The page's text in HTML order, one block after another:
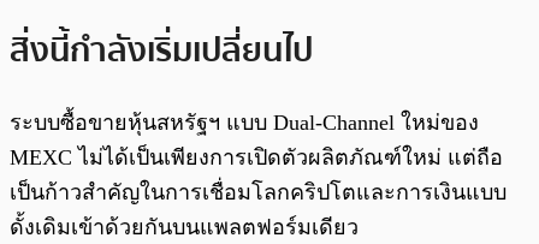
สิ่งนี้กำลังเริ่มเปลี่ยนไป
ระบบซื้อขายหุ้นสหรัฐฯ แบบ Dual-Channel ใหม่ของ
MEXC ไม่ได้เป็นเพียงการเปิดตัวผลิตภัณฑ์ใหม่ แต่ถือ
เป็นก้าวสำคัญในการเชื่อมโลกคริปโตและการเงินแบบ
ดั้งเดิมเข้าด้วยกันบนแพลตฟอร์มเดียว